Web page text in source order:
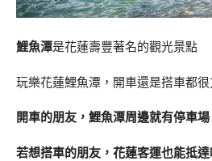
鯉魚潭是花蓮壽豐著名的觀光景點
玩樂花蓮鯉魚潭，開車還是搭車都很
開車的朋友，鯉魚潭周邊就有停車場
若想搭車的朋友，花蓮客運也能抵達